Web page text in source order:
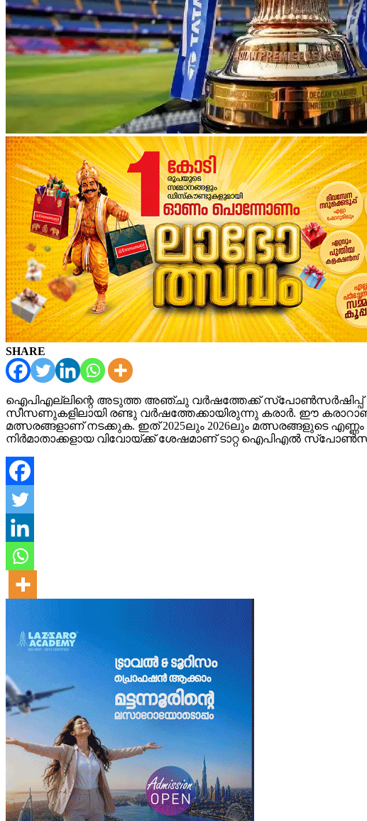
SHARE
ഐപിഎല്ലിന്റെ അടുത്ത അ‍ഞ്ചു വർഷത്തേക്ക് സ്പോൺസർഷിപ്പ് കരാർ
സീസണുകളിലായി രണ്ടു വർഷത്തേക്കായിരുന്നു കരാർ. ഈ കരാറാണ്
മത്സരങ്ങളാണ് നടക്കുക. ഇത് 2025ലും 2026ലും മത്സരങ്ങളുടെ
നിർമാതാക്കളായ വിവോയ്ക്ക് ശേഷമാണ് ടാറ്റ ഐപിഎൽ